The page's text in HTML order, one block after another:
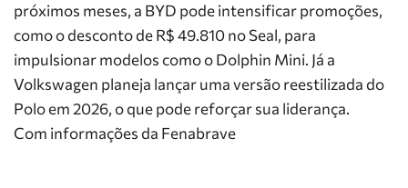
próximos meses, a BYD pode intensificar promoções,
como o desconto de R$ 49.810 no Seal, para
impulsionar modelos como o Dolphin Mini. Já a
Volkswagen planeja lançar uma versão reestilizada do
Polo em 2026, o que pode reforçar sua liderança.
Com informações da Fenabrave